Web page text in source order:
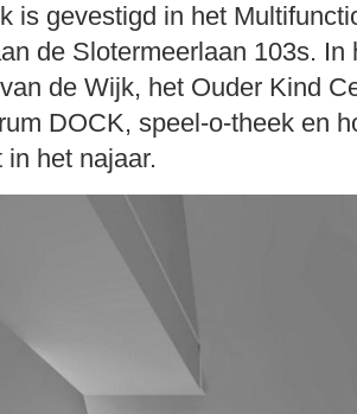
is gevestigd in het
de Slotermeerlaan 103s.
de Wijk, het Ouder Kind
DOCK, speel-o-theek en
het najaar.